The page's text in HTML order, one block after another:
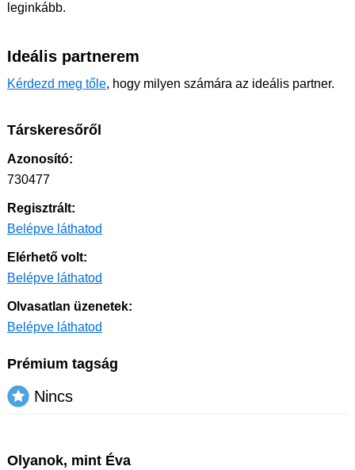
leginkább.
Ideális partnerem
Kérdezd meg tőle, hogy milyen számára az ideális partner.
Társkeresőről
Azonosító:
730477
Regisztrált:
Belépve láthatod
Elérhető volt:
Belépve láthatod
Olvasatlan üzenetek:
Belépve láthatod
Prémium tagság
Nincs
Olyanok, mint Éva